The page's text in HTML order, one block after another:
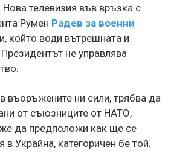
телевизия във връзка с
Румен Радев за военни
който води вътрешната и
не управлява
въоръжените ни сили, трябва да
от съюзниците от НАТО,
да предположи как ще се
в Украйна, категоричен бе той.